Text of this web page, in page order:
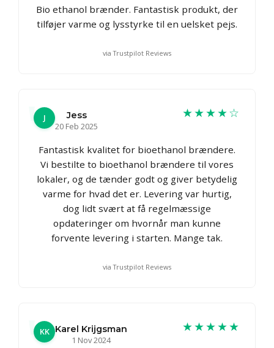
Bio ethanol brænder. Fantastisk produkt, der
tilføjer varme og lysstyrke til en uelsket pejs.
via Trustpilot Reviews
J
Jess
20 Feb 2025
★★★★☆
Fantastisk kvalitet for bioethanol brændere.
Vi bestilte to bioethanol brændere til vores
lokaler, og de tænder godt og giver betydelig
varme for hvad det er. Levering var hurtig,
dog lidt svært at få regelmæssige
opdateringer om hvornår man kunne
forvente levering i starten. Mange tak.
via Trustpilot Reviews
KK Karel Krijgsman
1 Nov 2024
★★★★★